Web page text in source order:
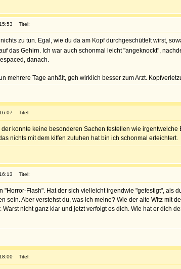
Titel:
zu tun. Egal, wie du da am Kopf durchgeschüttelt wirst,
das Gehirn. Ich war auch schonmal leicht "angeknockt",
danach.
mehrere Tage anhält, geh wirklich besser zum Arzt.
Titel:
der konnte keine besonderen Sachen festellen wie
nichts mit dem kiffen zutuhen hat bin ich schonmal erleichtert.
Titel:
"Horror-Flash". Hat der sich vielleicht irgendwie "gefestigt",
sein. Aber verstehst du, was ich meine? Wie der alte Witz mit
Warst nicht ganz klar und jetzt verfolgt es dich. Wie hat er dich
Titel: